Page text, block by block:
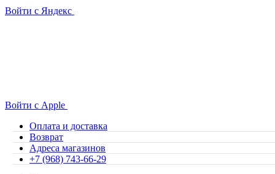
Войти с Яндекс
Войти с Apple
Оплата и доставка
Возврат
Адреса магазинов
+7 (968) 743-66-29